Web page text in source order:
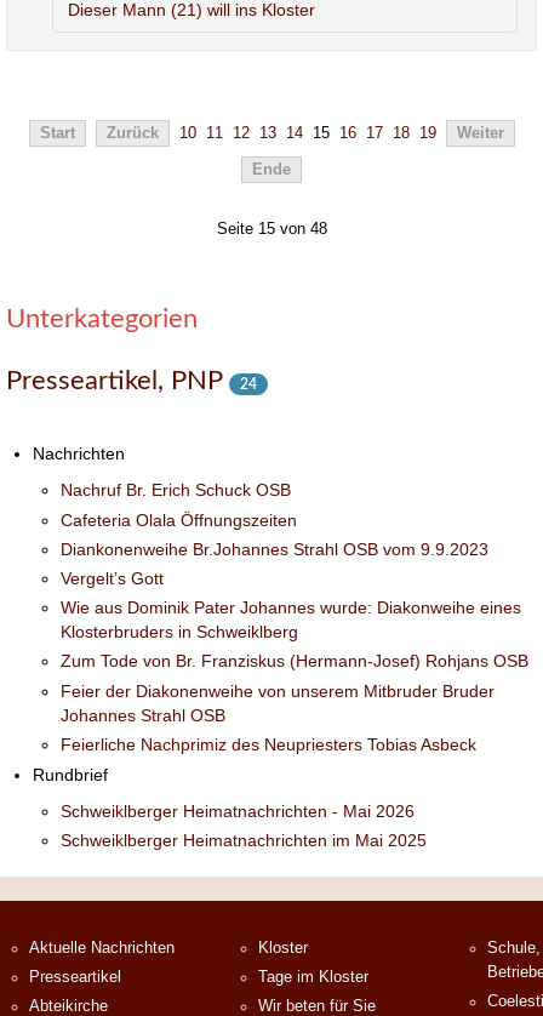
Dieser Mann (21) will ins Kloster
Start Zurück 10 11 12 13 14 15 16 17 18 19 Weiter
Ende
Seite 15 von 48
Unterkategorien
Presseartikel, PNP 24
Nachrichten
Nachruf Br. Erich Schuck OSB
Cafeteria Olala Öffnungszeiten
Diankonenweihe Br.Johannes Strahl OSB vom 9.9.2023
Vergelt’s Gott
Wie aus Dominik Pater Johannes wurde: Diakonweihe eines
Klosterbruders in Schweiklberg
Zum Tode von Br. Franziskus (Hermann-Josef) Rohjans OSB
Feier der Diakonenweihe von unserem Mitbruder Bruder
Johannes Strahl OSB
Feierliche Nachprimiz des Neupriesters Tobias Asbeck
Rundbrief
Schweiklberger Heimatnachrichten - Mai 2026
Schweiklberger Heimatnachrichten im Mai 2025
Aktuelle Nachrichten
Presseartikel
Abteikirche
Kloster
Tage im Kloster
Wir beten für Sie